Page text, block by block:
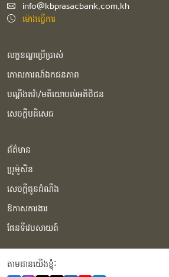
info@kbprasacbank.com.kh
ម៉ោងធ្វើការ
លក្ខខណ្ឌប្រើប្រាស់
គោលការណ៍ឯកជនភាព
បណ្ដឹងតវ៉ា/មតិយោបល់អតិថិជន
សេចក្ដីបដិសេធ
ព័ត៌មាន
ប្រូម៉ូសិន
សេចក្ដីជូនដំណឹង
ឱកាសការងារ
ផែនទីវេបសាយត៍
តាមដានយើងខ្ញុំំ: